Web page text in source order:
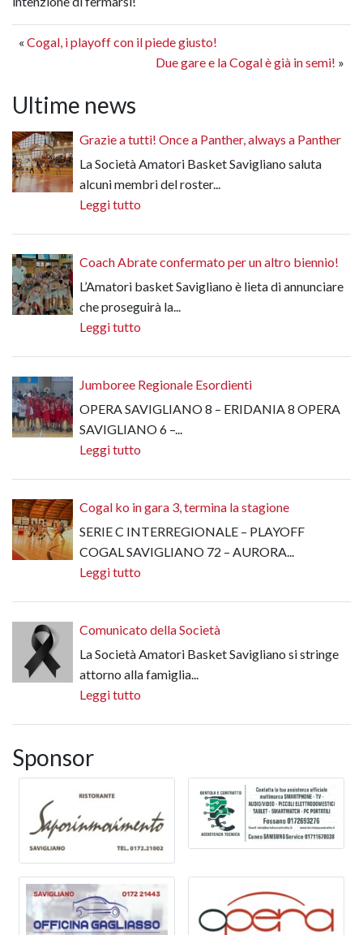
« Cogal, i playoff con il piede giusto!
Due gare e la Cogal è già in semi! »
Ultime news
Grazie a tutti! Once a Panther, always a Panther
La Società Amatori Basket Savigliano saluta
alcuni membri del roster...
Leggi tutto
Coach Abrate confermato per un altro biennio!
L’Amatori basket Savigliano è lieta di annunciare
che proseguirà la...
Leggi tutto
Jumboree Regionale Esordienti
OPERA SAVIGLIANO 8 – ERIDANIA 8 OPERA
SAVIGLIANO 6 –...
Leggi tutto
Cogal ko in gara 3, termina la stagione
SERIE C INTERREGIONALE – PLAYOFF
COGAL SAVIGLIANO 72 – AURORA...
Leggi tutto
Comunicato della Società
La Società Amatori Basket Savigliano si stringe
attorno alla famiglia...
Leggi tutto
Sponsor